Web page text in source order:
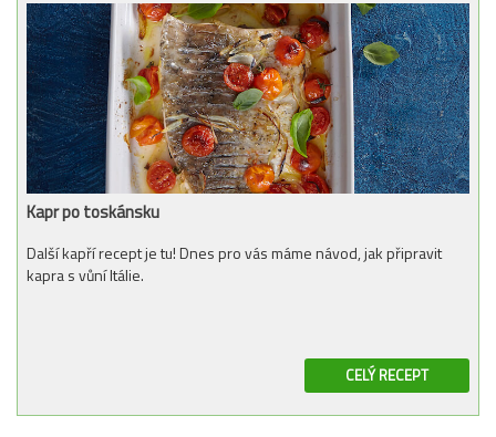
Kapr po toskánsku
Další kapří recept je tu! Dnes pro vás máme návod, jak připravit
kapra s vůní Itálie.
CELÝ RECEPT